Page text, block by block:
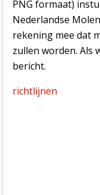
PNG formaat)
Nederlandse
rekening mee dat
zullen worden. Als
bericht.
richtlijnen